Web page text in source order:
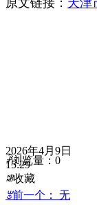
2026年4月9日
15:29
ꄘ浏览量： 0
ꄀ收藏
ꂃ前一个：
无